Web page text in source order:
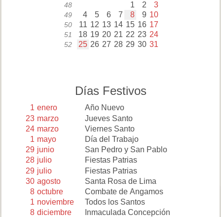
48 1 2 3
49 4 5 6 7 8 9 10
50 11 12 13 14 15 16 17
51 18 19 20 21 22 23 24
52 25 26 27 28 29 30 31
Días Festivos
1 enero
Año Nuevo
23 marzo
Jueves Santo
24 marzo
Viernes Santo
1 mayo
Día del Trabajo
29 junio
San Pedro y San Pablo
28 julio
Fiestas Patrias
29 julio
Fiestas Patrias
30 agosto
Santa Rosa de Lima
8 octubre
Combate de Angamos
1 noviembre
Todos los Santos
8 diciembre
Inmaculada Concepción